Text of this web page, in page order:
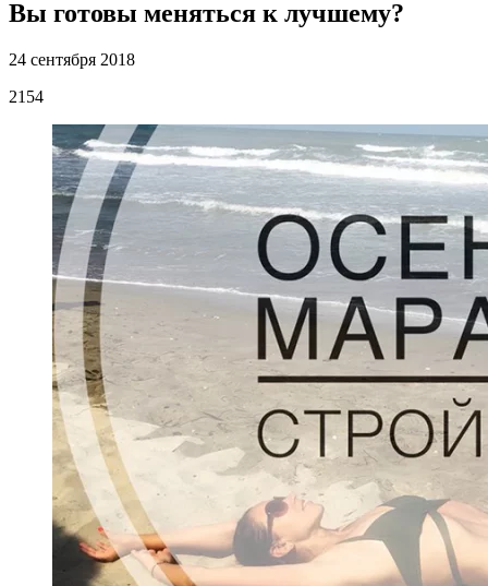
Вы готовы меняться к лучшему?
24 сентября 2018
2154